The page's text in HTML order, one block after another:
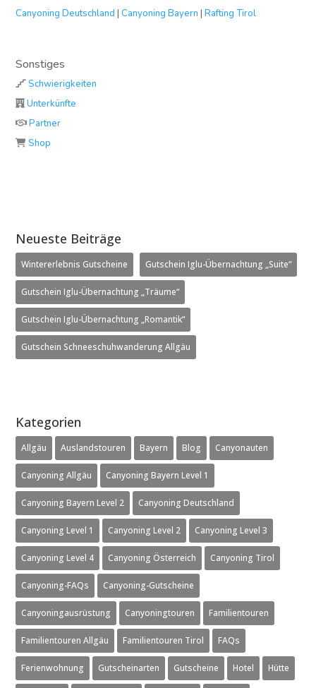
Canyoning Deutschland | Canyoning Bayern |Rafting Tirol
Sonstiges
Schwierigkeiten
Unterkünfte
Partner
Shop
Neueste Beiträge
Wintererlebnis Gutscheine Gutschein Iglu-Übernachtung „Suite“
Gutschein Iglu-Übernachtung „Träume“
Gutschein Iglu-Übernachtung „Romantik“
Gutschein Schneeschuhwanderung Allgäu
Kategorien
Allgäu Auslandstouren Bayern Blog Canyonauten
Canyoning Allgäu Canyoning Bayern Level 1
Canyoning Bayern Level 2 Canyoning Deutschland
Canyoning Level 1 Canyoning Level 2 Canyoning Level 3
Canyoning Level 4 Canyoning Österreich Canyoning Tirol
Canyoning-FAQs Canyoning-Gutscheine
Canyoningausrüstung Canyoningtouren Familientouren
Familientouren Allgäu Familientouren Tirol FAQs
Ferienwohnung Gutscheinarten Gutscheine Hotel Hütte